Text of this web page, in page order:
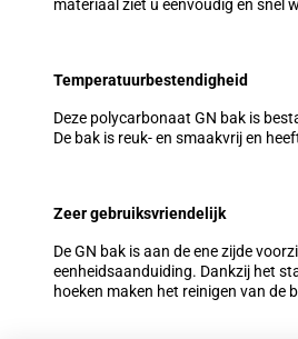
materiaal ziet u eenvoudig en snel
Temperatuurbestendigheid
Deze polycarbonaat GN bak is
De bak is reuk- en smaakvrij en
Zeer gebruiksvriendelijk
De GN bak is aan de ene zijde
eenheidsaanduiding. Dankzij het
hoeken maken het reinigen van de